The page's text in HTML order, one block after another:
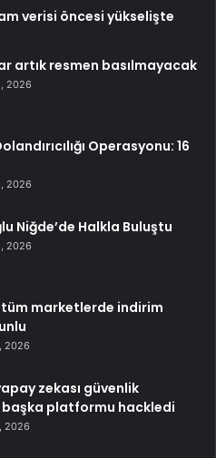
verisi öncesi yükselişte
artık resmen basılmayacak
2026
Operasyonu: 16
2026
Niğde’de Halkla Buluştu
2026
tüm marketlerde indirim
2026
zekası güvenlik
platformu hackledi
2026